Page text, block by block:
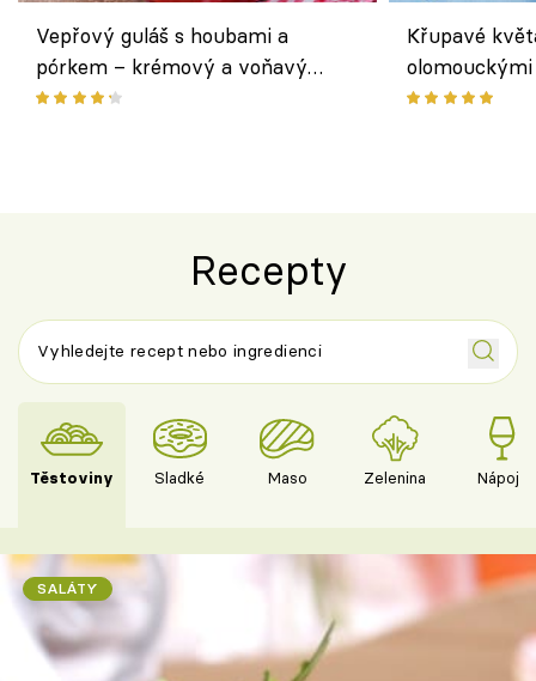
Vepřový guláš s houbami a
pórkem – krémový a voňavý
pokrm z jednoho hrnce
Křupavé
bezlepkový
Recepty
Těstoviny Sladké Maso Zelenina Nápoje
SALÁTY